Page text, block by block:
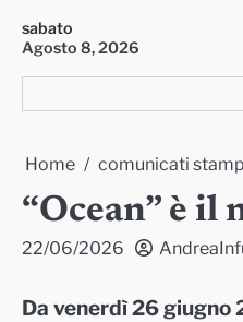
content
sabato
Agosto 8, 2026
Home comunicati
“Ocean” è il
22/06/2026
Da venerdì 26